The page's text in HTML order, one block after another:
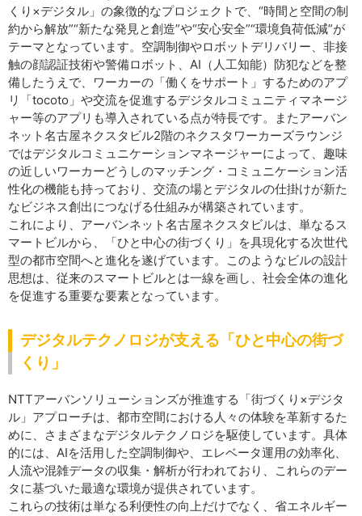
くり×デジタル」の象徴的なプロジェクトで、“時間と空間の制
約から解放”“新たな発見と創造”や“安心安全”“環境負荷低減”が
テーマとなっています。空調制御やロボットデリバリー、非接
触の顔認証技術や警備ロボット、AI（人工知能）防犯などを整
備したうえで、ワーカーの「働くをサポート」するためのアプ
リ「tocoto」や交流を促進するデジタルコミュニティマネージ
ャー等のアプリも導入されている点が特長です。またアーバン
ネット名古屋ネクスタビル2階のネクスタワーカーズラウンジ
ではデジタルコミュニケーションマネージャーによって、趣味
の近しいワーカーどうしのマッチング・コミュニケーション活
性化の機能も持っており、交流の場とデジタルの仕掛けが新た
なビジネス創出につなげる仕組みが構築されています。
これにより、アーバンネット名古屋ネクスタビルは、単なるス
マートビルから、「ひと中心の街づくり」を具現化する次世代
型の都市空間へと進化を遂げています。このようなビルの設計
思想は、従来のスマートビルとは一線を画し、社会全体の進化
を促進する重要な要素となっています。
デジタルテクノロジが支える「ひと中心の街づ
くり」
NTTアーバンソリューションズが推進する「街づくり×デジタ
ル」アプローチは、都市空間における人々の体験を革新するた
めに、さまざまなデジタルテクノロジを駆使しています。具体
的には、AIを活用した空調制御や、エレベータ運用の効率化、
人流や混雑データの収集・解析が行われており、これらのデー
タに基づいた最適な環境が提供されています。
これらの技術は単なる利便性の向上だけでなく、省エネルギー